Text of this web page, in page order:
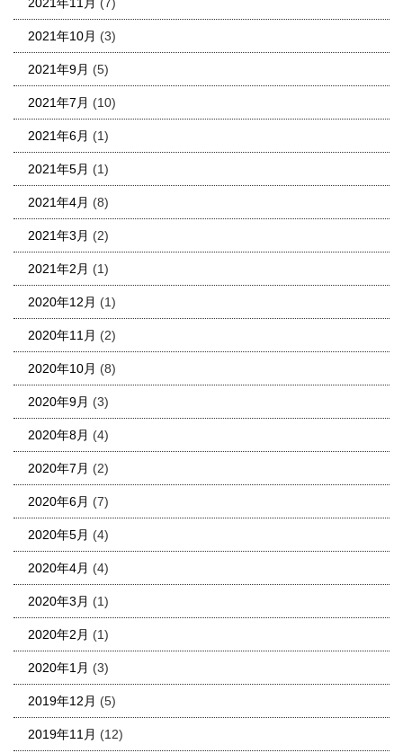
2021年11月 (7)
2021年10月 (3)
2021年9月 (5)
2021年7月 (10)
2021年6月 (1)
2021年5月 (1)
2021年4月 (8)
2021年3月 (2)
2021年2月 (1)
2020年12月 (1)
2020年11月 (2)
2020年10月 (8)
2020年9月 (3)
2020年8月 (4)
2020年7月 (2)
2020年6月 (7)
2020年5月 (4)
2020年4月 (4)
2020年3月 (1)
2020年2月 (1)
2020年1月 (3)
2019年12月 (5)
2019年11月 (12)